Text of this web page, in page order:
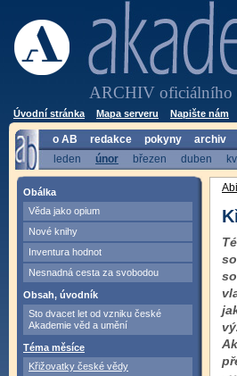
Úvodní stránka Mapa serveru Napište nám
ARCHIV oficiálního
o AB redakce pokyny archiv
leden
únor březen duben
Obálka
Věda jako opium
Nové knihy
Inventura hodnot
Nesnadná cesta za svobodou
Obsah, úvodník
Sto dvacet let od vzniku české
Akademie věd a umění
Téma měsíce
Křižovatky české vědy